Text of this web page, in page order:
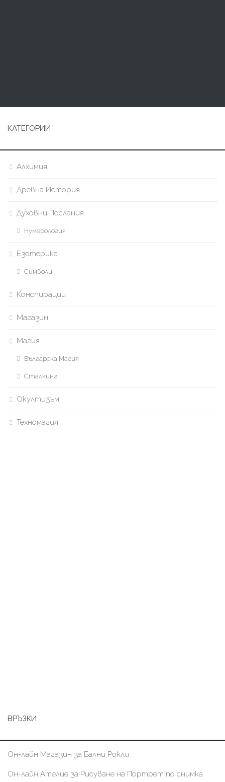
КАТЕГОРИИ
Алхимия
Древна История
Духовни Послания
Нумерология
Езотерика
Символи
Конспирации
Магазин
Магия
Българска Магия
Сталкинг
Окултизъм
Техномагия
ВРЪЗКИ
Он-лайн Магазин за Бални Рокли
Он-лайн Ателие за Рисуване на Портрет по снимка